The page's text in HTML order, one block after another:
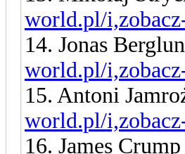
world.pl/
14. Jonas
world.pl/
15. Antoni
world.pl/
16. James